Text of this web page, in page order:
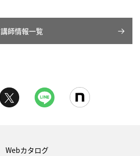
講師情報一覧
Webカタログ